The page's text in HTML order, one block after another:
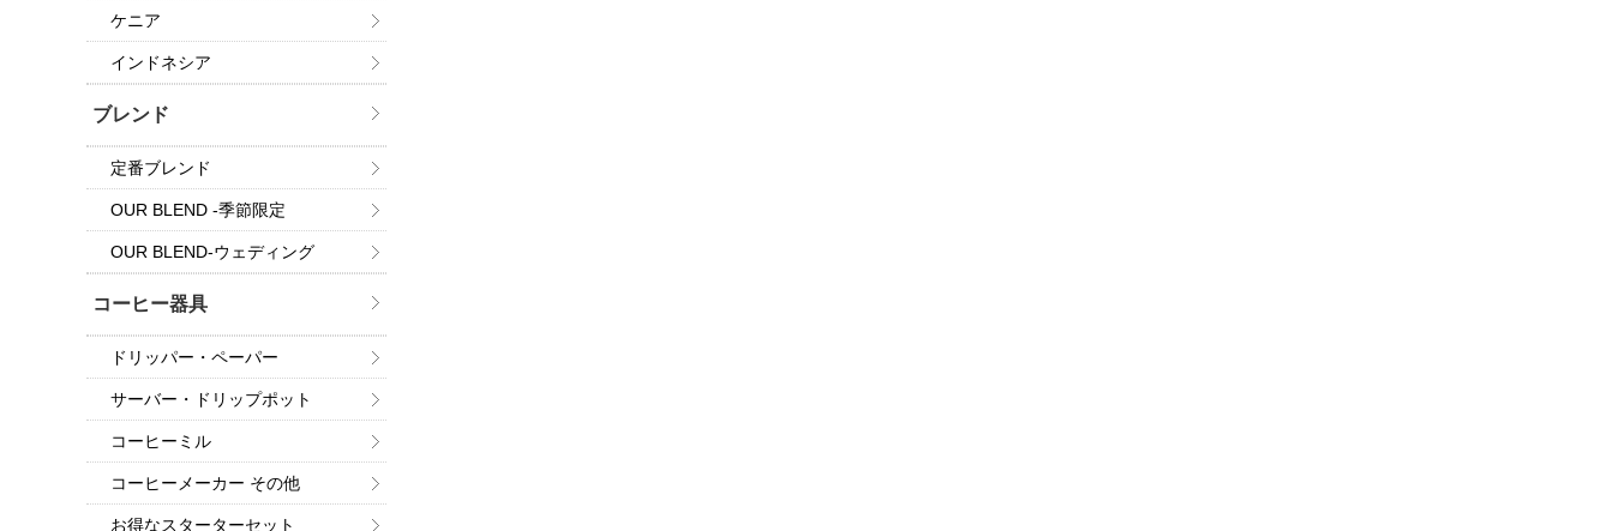
ケニア
インドネシア
ブレンド
定番ブレンド
OUR BLEND -季節限定
OUR BLEND-ウェディング
コーヒー器具
ドリッパー・ペーパー
サーバー・ドリップポット
コーヒーミル
コーヒーメーカー その他
お得なスターターセット